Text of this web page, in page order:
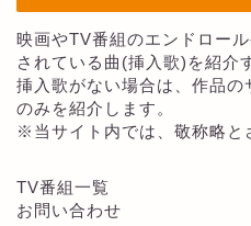
映画やTV番組のエンドロー
されている曲(挿入歌)を紹介
挿入歌がない場合は、作品
のみを紹介します。
※当サイト内では、敬称略と
TV番組一覧
お問い合わせ